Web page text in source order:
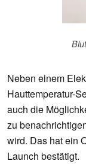
Neben einem
Hauttemperatur-
auch die
zu
wird. Das hat ein
Launch bestätigt.